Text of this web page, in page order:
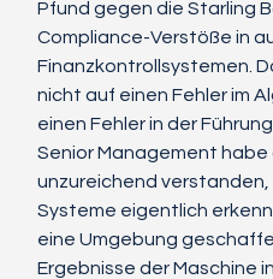
Pfund gegen die Starling
Compliance-Verstöße in
Finanzkontrollsystemen.
nicht auf einen Fehler im
einen Fehler in der
Senior Management habe
unzureichend
Systeme eigentlich
eine Umgebung
Ergebnisse der Maschine